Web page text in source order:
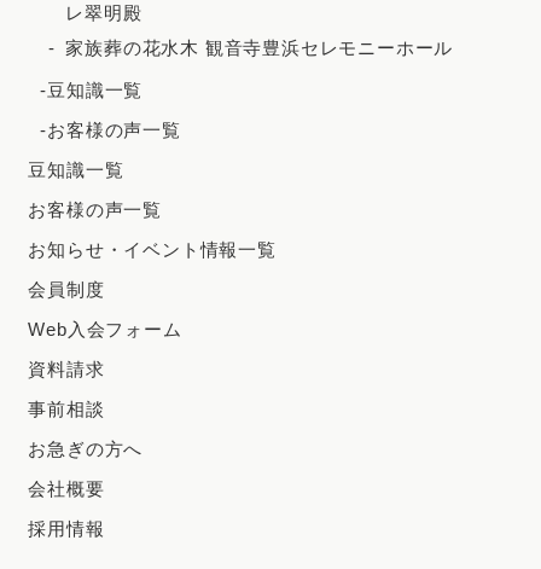
レ翠明殿
家族葬の花水木 観音寺豊浜セレモニーホール
-豆知識一覧
-お客様の声一覧
豆知識一覧
お客様の声一覧
お知らせ・イベント情報一覧
会員制度
Web入会フォーム
資料請求
事前相談
お急ぎの方へ
会社概要
採用情報